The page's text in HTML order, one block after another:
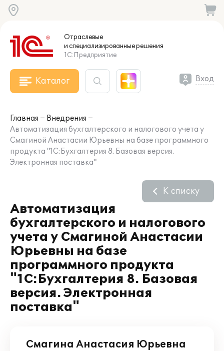
Отраслевые
и специализированныерешения
1С:Предприятие
Каталог Вход
Главная
Внедрения
Автоматизация бухгалтерского и налогового учета у
Смагиной Анастасии Юрьевны на базе программного
продукта "1С:Бухгалтерия 8. Базовая версия.
Электронная поставка"
Автоматизация
бухгалтерского и налогового
учета у Смагиной Анастасии
Юрьевны на базе
программного продукта
"1С:Бухгалтерия 8. Базовая
версия. Электронная
поставка"
К списку
Смагина Анастасия Юрьевна